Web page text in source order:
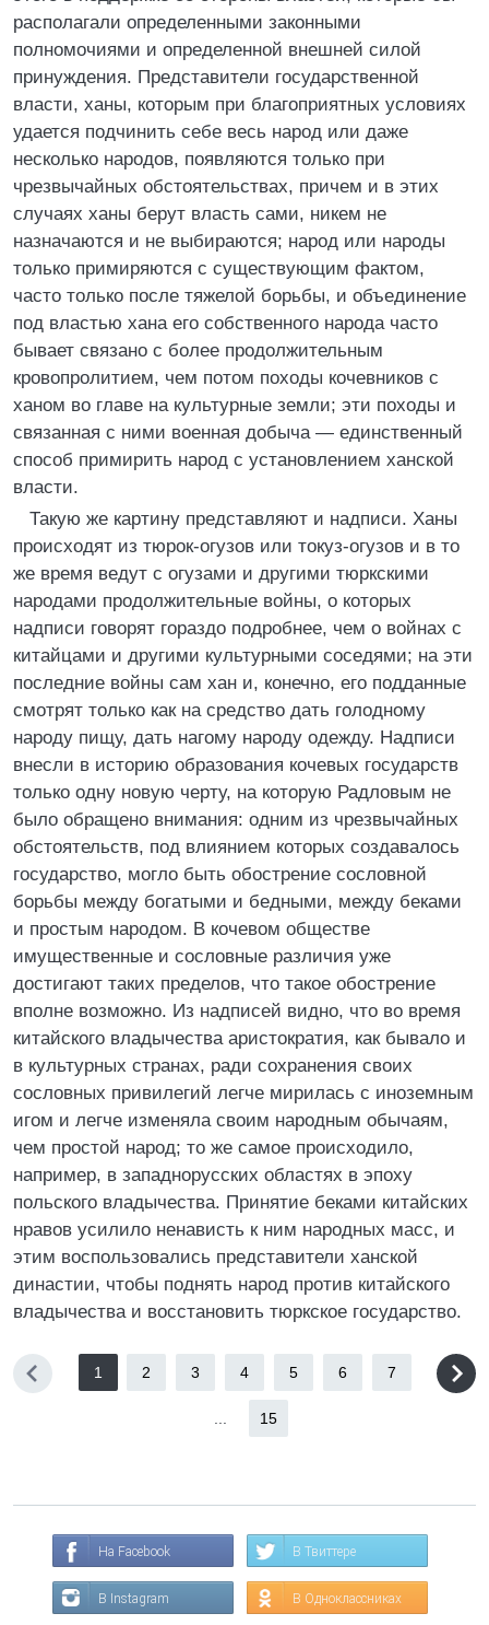
располагали определенными законными
полномочиями и определенной внешней силой
принуждения. Представители государственной
власти, ханы, которым при благоприятных условиях
удается подчинить себе весь народ или даже
несколько народов, появляются только при
чрезвычайных обстоятельствах, причем и в этих
случаях ханы берут власть сами, никем не
назначаются и не выбираются; народ или народы
только примиряются с существующим фактом,
часто только после тяжелой борьбы, и объединение
под властью хана его собственного народа часто
бывает связано с более продолжительным
кровопролитием, чем потом походы кочевников с
ханом во главе на культурные земли; эти походы и
связанная с ними военная добыча — единственный
способ примирить народ с установлением ханской
власти.
Такую же картину представляют и надписи. Ханы
происходят из тюрок-огузов или токуз-огузов и в то
же время ведут с огузами и другими тюркскими
народами продолжительные войны, о которых
надписи говорят гораздо подробнее, чем о войнах с
китайцами и другими культурными соседями; на эти
последние войны сам хан и, конечно, его подданные
смотрят только как на средство дать голодному
народу пищу, дать нагому народу одежду. Надписи
внесли в историю образования кочевых государств
только одну новую черту, на которую Радловым не
было обращено внимания: одним из чрезвычайных
обстоятельств, под влиянием которых создавалось
государство, могло быть обострение сословной
борьбы между богатыми и бедными, между беками
и простым народом. В кочевом обществе
имущественные и сословные различия уже
достигают таких пределов, что такое обострение
вполне возможно. Из надписей видно, что во время
китайского владычества аристократия, как бывало и
в культурных странах, ради сохранения своих
сословных привилегий легче мирилась с иноземным
игом и легче изменяла своим народным обычаям,
чем простой народ; то же самое происходило,
например, в западнорусских областях в эпоху
польского владычества. Принятие беками китайских
нравов усилило ненависть к ним народных масс, и
этим воспользовались представители ханской
династии, чтобы поднять народ против китайского
владычества и восстановить тюркское государство.
1 2 3 4 5 6 7
15
На Facebook В Твиттере
В Instagram В Одноклассниках